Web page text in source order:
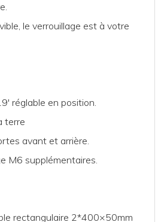
le verrouillage est à votre
réglable en position.
terre
avant et arrière.
M6 supplémentaires.
rectangulaire 2*400×50mm